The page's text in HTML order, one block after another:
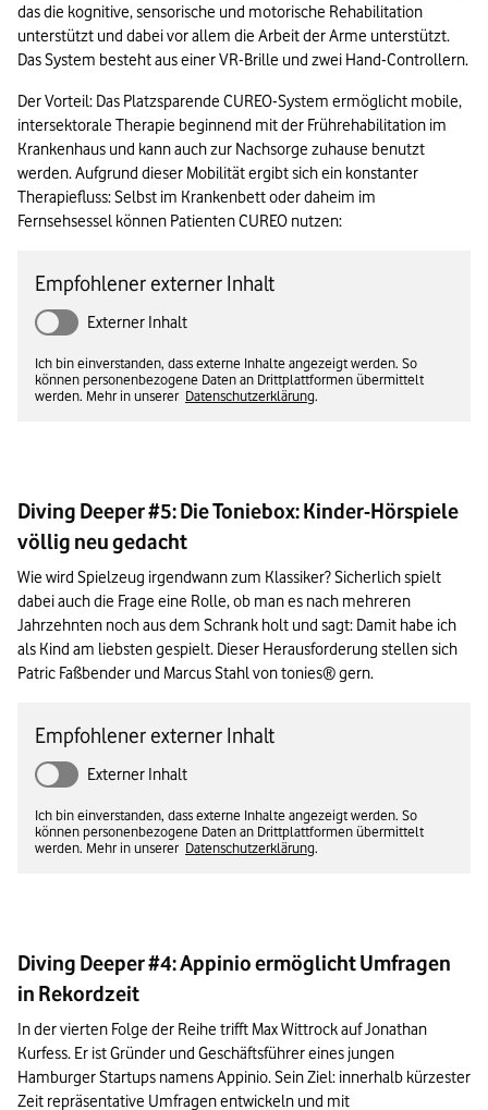
das die kognitive, sensorische und motorische Rehabilitation
unterstützt und dabei vor allem die Arbeit der Arme unterstützt.
Das System besteht aus einer VR-Brille und zwei Hand-Controllern.
Der Vorteil: Das Platzsparende CUREO-System ermöglicht mobile,
intersektorale Therapie beginnend mit der Frührehabilitation im
Krankenhaus und kann auch zur Nachsorge zuhause benutzt
werden. Aufgrund dieser Mobilität ergibt sich ein konstanter
Therapiefluss: Selbst im Krankenbett oder daheim im
Fernsehsessel können Patienten CUREO nutzen:
Empfohlener externer Inhalt
Externer Inhalt
Ich bin einverstanden, dass externe Inhalte angezeigt werden. So
können personenbezogene Daten an Drittplattformen übermittelt
werden. Mehr in unserer Datenschutzerklärung.
Diving Deeper #5: Die Toniebox: Kinder-Hörspiele
völlig neu gedacht
Wie wird Spielzeug irgendwann zum Klassiker? Sicherlich spielt
dabei auch die Frage eine Rolle, ob man es nach mehreren
Jahrzehnten noch aus dem Schrank holt und sagt: Damit habe ich
als Kind am liebsten gespielt. Dieser Herausforderung stellen sich
Patric Faßbender und Marcus Stahl von tonies® gern.
Empfohlener externer Inhalt
Externer Inhalt
Ich bin einverstanden, dass externe Inhalte angezeigt werden. So
können personenbezogene Daten an Drittplattformen übermittelt
werden. Mehr in unserer Datenschutzerklärung.
Diving Deeper #4: Appinio ermöglicht Umfragen
in Rekordzeit
In der vierten Folge der Reihe trifft Max Wittrock auf Jonathan
Kurfess. Er ist Gründer und Geschäftsführer eines jungen
Hamburger Startups namens Appinio. Sein Ziel: innerhalb kürzester
Zeit repräsentative Umfragen entwickeln und mit